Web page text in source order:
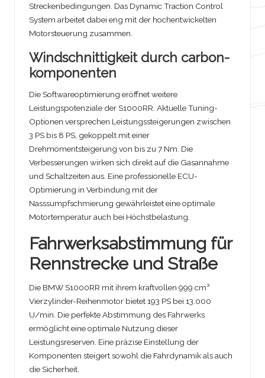
Streckenbedingungen. Das Dynamic Traction Control
System arbeitet dabei eng mit der hochentwickelten
Motorsteuerung zusammen.
Windschnittigkeit durch carbon-
komponenten
Die Softwareoptimierung eröffnet weitere
Leistungspotenziale der S1000RR. Aktuelle Tuning-
Optionen versprechen Leistungssteigerungen zwischen
3 PS bis 8 PS, gekoppelt mit einer
Drehmomentsteigerung von bis zu 7 Nm. Die
Verbesserungen wirken sich direkt auf die Gasannahme
und Schaltzeiten aus. Eine professionelle ECU-
Optimierung in Verbindung mit der
Nasssumpfschmierung gewährleistet eine optimale
Motortemperatur auch bei Höchstbelastung.
Fahrwerksabstimmung für
Rennstrecke und Straße
Die BMW S1000RR mit ihrem kraftvollen 999 cm³
Vierzylinder-Reihenmotor bietet 193 PS bei 13.000
U/min. Die perfekte Abstimmung des Fahrwerks
ermöglicht eine optimale Nutzung dieser
Leistungsreserven. Eine präzise Einstellung der
Komponenten steigert sowohl die Fahrdynamik als auch
die Sicherheit.